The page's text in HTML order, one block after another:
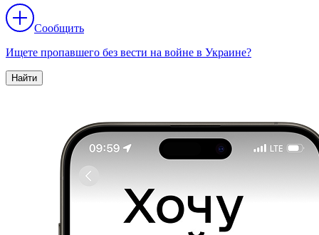
Сообщить
Ищете пропавшего без вести на войне в Украине?
Найти